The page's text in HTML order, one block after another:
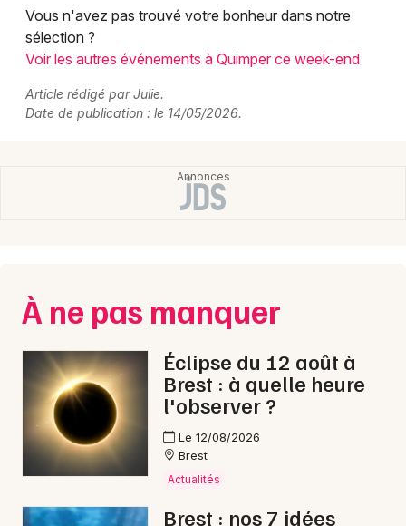
Vous n'avez pas trouvé votre bonheur dans notre
sélection ?
Voir les autres événements à Quimper ce week-end
Article rédigé par Julie.
Date de publication : le 14/05/2026.
À ne pas manquer
Éclipse du 12 août à
Brest : à quelle heure
l'observer ?
Le 12/08/2026
Brest
Actualités
Brest : nos 7 idées